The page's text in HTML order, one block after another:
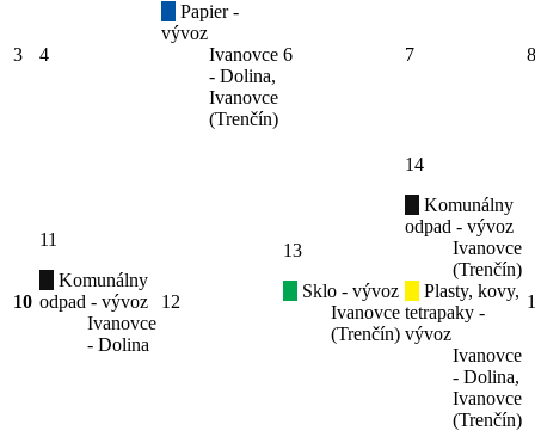
3 4
Papier -
vývoz
Ivanovce
- Dolina,
Ivanovce
(Trenčín)
6 7 8
10
11
Komunálny
odpad - vývoz
Ivanovce
- Dolina
12
13
Sklo - vývoz
Ivanovce
(Trenčín)
14
Komunálny
odpad - vývoz
Ivanovce
(Trenčín)
Plasty, kovy,
tetrapaky -
vývoz
Ivanovce
- Dolina,
Ivanovce
(Trenčín)